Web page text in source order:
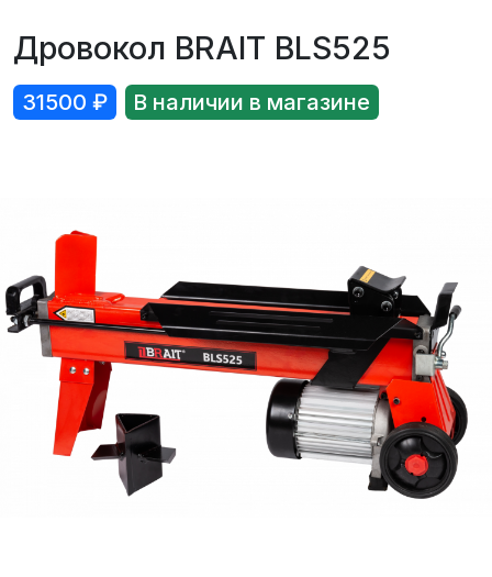
Мотоциклы и мопеды
Внедорожники ATV UTV
Водомоторика
Садовая техника, электро и бензоинструмент
Велосипеды
Прицепы для водной и мототехники
Запчасти и аксессуары
Дровокол BRAIT BLS525
31500 ₽ В наличии в магазине